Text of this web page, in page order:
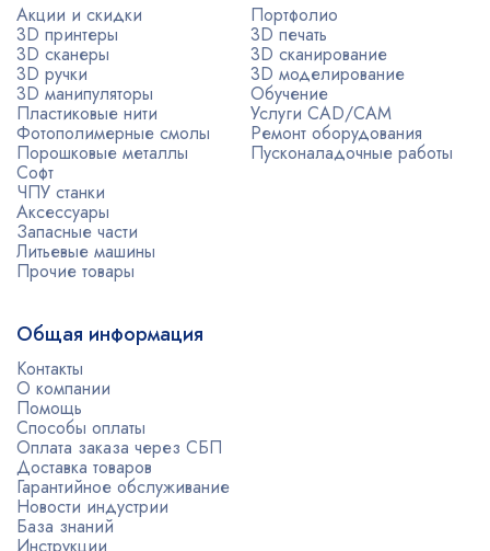
Акции и скидки
3D принтеры
3D сканеры
3D ручки
3D манипуляторы
Пластиковые нити
Фотополимерные смолы
Порошковые металлы
Софт
ЧПУ станки
Аксессуары
Запасные части
Литьевые машины
Прочие товары
Портфолио
3D печать
3D сканирование
3D моделирование
Обучение
Услуги CAD/CAM
Ремонт оборудования
Пусконаладочные работы
Общая информация
Контакты
О компании
Помощь
Способы оплаты
Оплата заказа через СБП
Доставка товаров
Гарантийное обслуживание
Новости индустрии
База знаний
Инструкции